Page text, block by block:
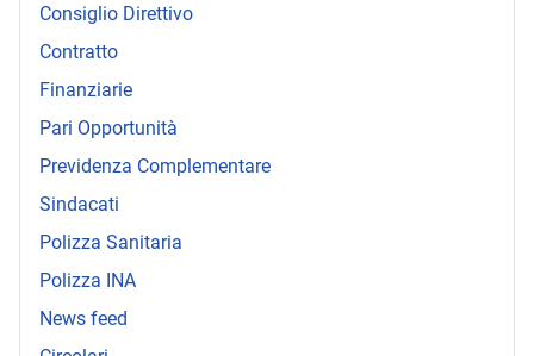
Consiglio Direttivo
Contratto
Finanziarie
Pari Opportunità
Previdenza Complementare
Sindacati
Polizza Sanitaria
Polizza INA
News feed